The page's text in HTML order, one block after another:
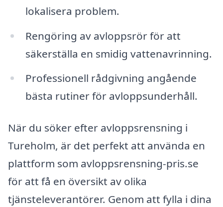
lokalisera problem.
Rengöring av avloppsrör för att
säkerställa en smidig vattenavrinning.
Professionell rådgivning angående
bästa rutiner för avloppsunderhåll.
När du söker efter avloppsrensning i
Tureholm, är det perfekt att använda en
plattform som avloppsrensning-pris.se
för att få en översikt av olika
tjänsteleverantörer. Genom att fylla i dina